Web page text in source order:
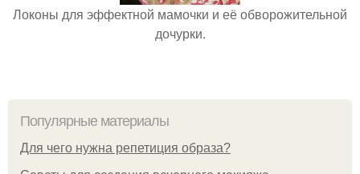
Локоны для эффектной мамочки и её обворожительной
дочурки.
Популярные материалы
Для чего нужна репетиция образа?